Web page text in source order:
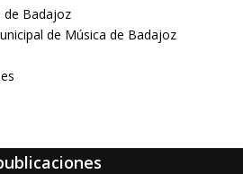
de Badajoz
de Música de Badajoz